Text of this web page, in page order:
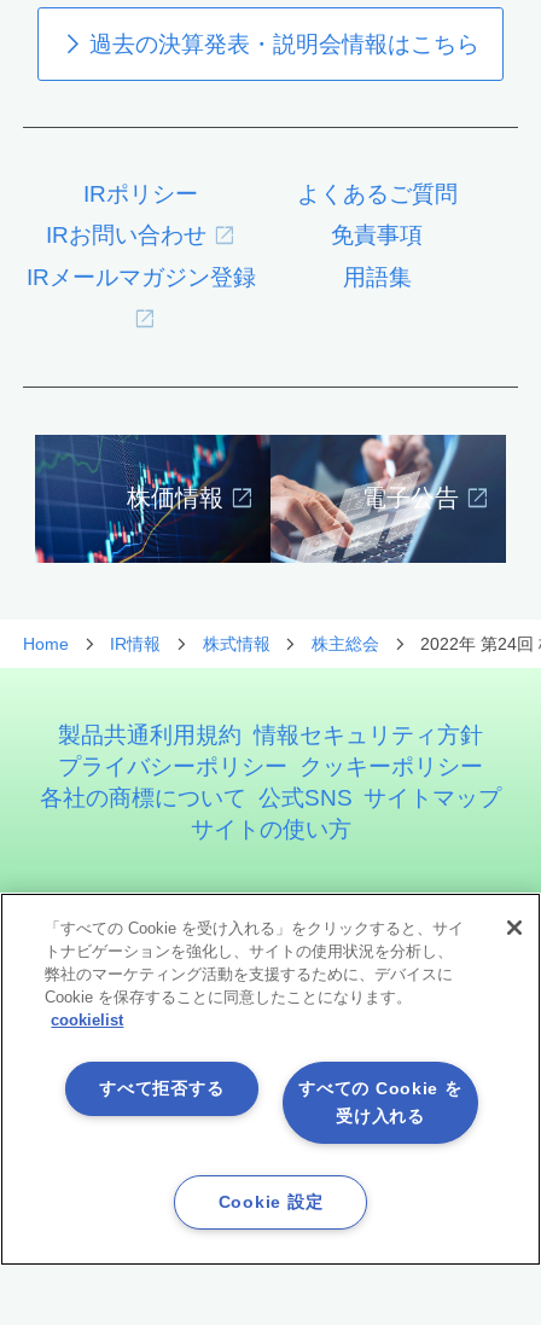
過去の決算発表・説明会情報はこちら
IRポリシー
よくあるご質問
IRお問い合わせ
免責事項
IRメールマガジン登録
用語集
株価情報 電子公告
Home IR情報 株式情報 株主総会 2022年 第24回
製品共通利用規約 情報セキュリティ方針
プライバシーポリシー
クッキーポリシー
各社の商標について 公式SNS サイトマップ
サイトの使い方
アステリア株式会社
ソーシャルメディア
Copyright©1998 -2026 Asteria Corporation. All Rights Reserved.
「すべての Cookie を受け入れる」をクリックすると、サイ
トナビゲーションを強化し、サイトの使用状況を分析し、
弊社のマーケティング活動を支援するために、デバイスに
Cookie を保存することに同意したことになります。
cookielist
すべての Cookie を
受け入れる
すべて拒否する
Cookie 設定